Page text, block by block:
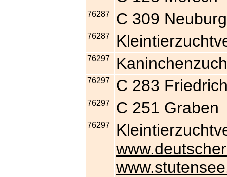
76287 C 309
76287
76297
76297 C 283
76297 C 251 Graben
76297